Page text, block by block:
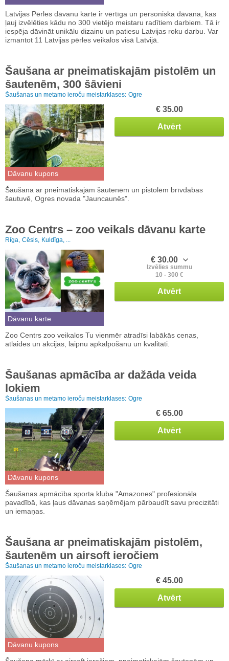
Latvijas Pērles dāvanu karte ir vērtīga un personiska dāvana, kas
ļauj izvēlēties kādu no 300 vietējo meistaru radītiem darbiem. Tā ir
iespēja dāvināt unikālu dizainu un patiesu Latvijas roku darbu. Var
izmantot 11 Latvijas pērles veikalos visā Latvijā.
Šaušana ar pneimatiskajām pistolēm un
šautenēm, 300 šāvieni
Šaušanas un metamo ieroču meistarklases: Ogre
Dāvanu kupons
€ 35.00
Atvērt
Šaušana ar pneimatiskajām šautenēm un pistolēm brīvdabas
šautuvē, Ogres novada "Jauncaunēs".
Zoo Centrs – zoo veikals dāvanu karte
Rīga, Cēsis, Kuldīga, ...
Dāvanu karte
€ 30.00
Izvēlies summu
10 - 300 €
Atvērt
Zoo Centrs zoo veikalos Tu vienmēr atradīsi labākās cenas,
atlaides un akcijas, laipnu apkalpošanu un kvalitāti.
Šaušanas apmācība ar dažāda veida
lokiem
Šaušanas un metamo ieroču meistarklases: Ogre
Dāvanu kupons
€ 65.00
Atvērt
Šaušanas apmācība sporta kluba "Amazones" profesionāļa
pavadībā, kas ļaus dāvanas saņēmējam pārbaudīt savu precizitāti
un iemaņas.
Šaušana ar pneimatiskajām pistolēm,
šautenēm un airsoft ieročiem
Šaušanas un metamo ieroču meistarklases: Ogre
Dāvanu kupons
€ 45.00
Atvērt